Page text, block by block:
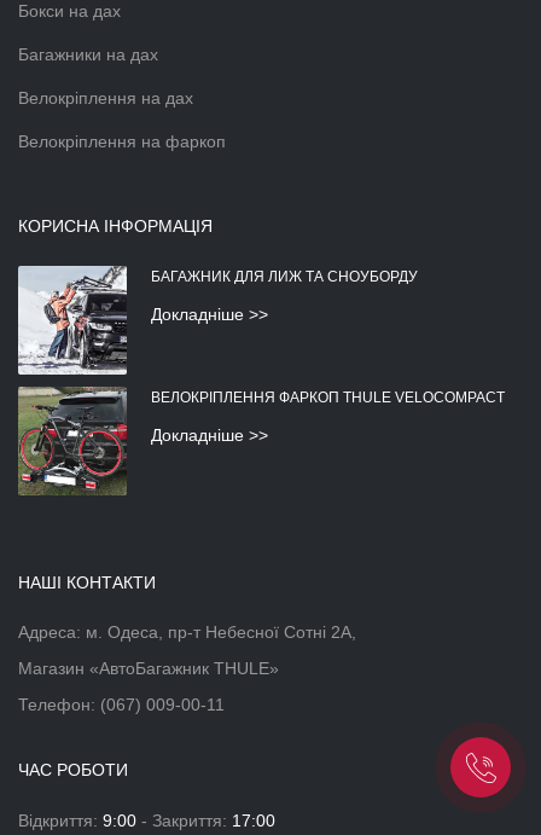
Бокси на дах
Багажники на дах
Велокріплення на дах
Велокріплення на фаркоп
КОРИСНА ІНФОРМАЦІЯ
БАГАЖНИК ДЛЯ ЛИЖ ТА СНОУБОРДУ
Докладніше >>
ВЕЛОКРІПЛЕННЯ ФАРКОП THULE VELOCOMPACT
Докладніше >>
НАШІ КОНТАКТИ
Адреса: м. Одеса, пр-т Небесної Сотні 2А,
Магазин «АвтоБагажник THULE»
Телефон: (067) 009-00-11
ЧАС РОБОТИ
Відкриття: 9:00 - Закриття: 17:00